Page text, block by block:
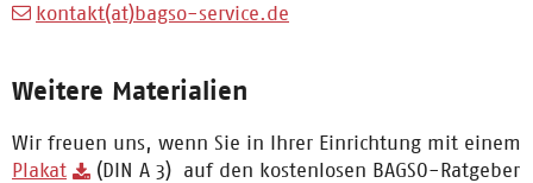
kontakt(at)bagso-service.de
Weitere Materialien
Wir freuen uns, wenn Sie in Ihrer Einrichtung mit einem
Plakat
(DIN A 3) auf den kostenlosen BAGSO-Ratgeber